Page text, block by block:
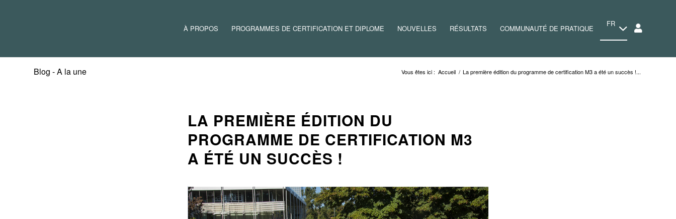
À PROPOS PROGRAMMES DE CERTIFICATION ET DIPLOME NOUVELLES RÉSULTATS COMMUNAUTÉ DE PRATIQUE
FR
Blog - A la une Vous êtes ici : Accueil / La première édition du programme de certification M3 a été un succès !...
LA PREMIÈRE ÉDITION DU
PROGRAMME DE CERTIFICATION M3
A ÉTÉ UN SUCCÈS !